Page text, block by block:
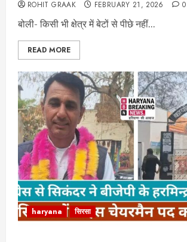
ROHIT GRAAK FEBRUARY 21, 2026 0
बोली- किसी भी क्षेत्र में बेटों से पीछे नहीं...
READ MORE
haryana सिरसा